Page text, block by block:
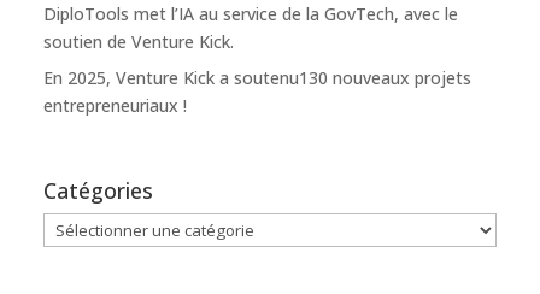
DiploTools met l’IA au service de la GovTech, avec le
soutien de Venture Kick.
En 2025, Venture Kick a soutenu130 nouveaux projets
entrepreneuriaux !
Catégories
Catégories